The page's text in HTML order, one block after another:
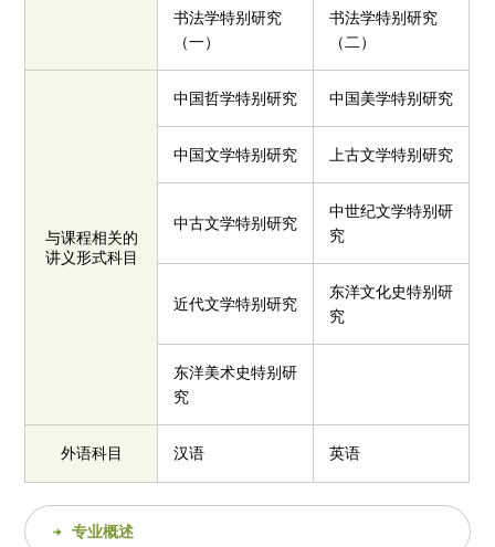
书法学特别研究
（一）
书法学特别研究
（二）
与课程相关的
讲义形式科目
中国哲学特别研究 中国美学特别研究
中国文学特别研究 上古文学特别研究
中古文学特别研究
中世纪文学特别研
究
近代文学特别研究
东洋文化史特别研
究
东洋美术史特别研
究
外语科目 汉语 英语
专业概述